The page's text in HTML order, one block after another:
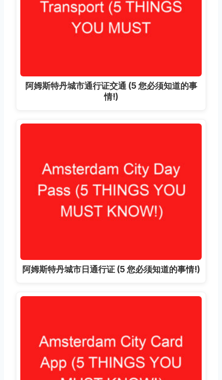
阿姆斯特丹城市通行证交通 (5 您必须知道的事
情!)
阿姆斯特丹城市日通行证 (5 您必须知道的事情!)